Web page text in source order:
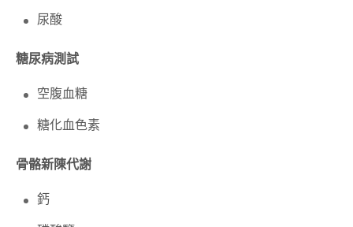
尿酸
糖尿病測試
空腹血糖
糖化血色素
骨骼新陳代謝
鈣